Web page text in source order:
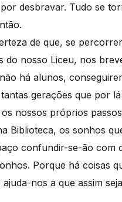
desbravar. Tudo se
de que, se
do nosso Liceu, nos
há alunos,
gerações que por
nossos próprios
Biblioteca, os sonhos
confundir-se-ão com
Porque há coisas
nos a que assim